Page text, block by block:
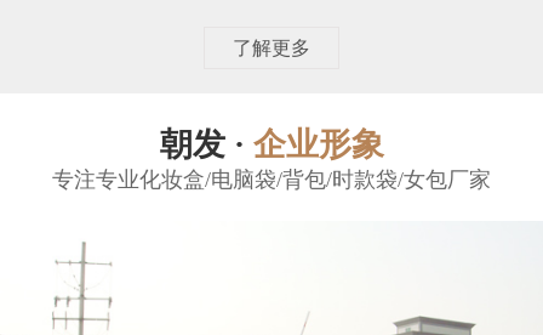
了解更多
朝发 · 企业形象
专注专业化妆盒/电脑袋/背包/时款袋/女包厂家